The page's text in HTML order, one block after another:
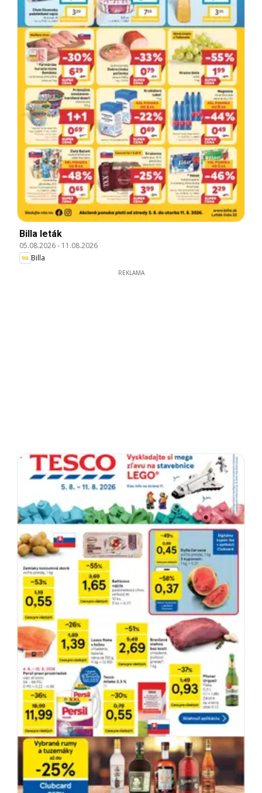
Billa leták
05.08.2026- 11.08.2026
Billa
REKLAMA